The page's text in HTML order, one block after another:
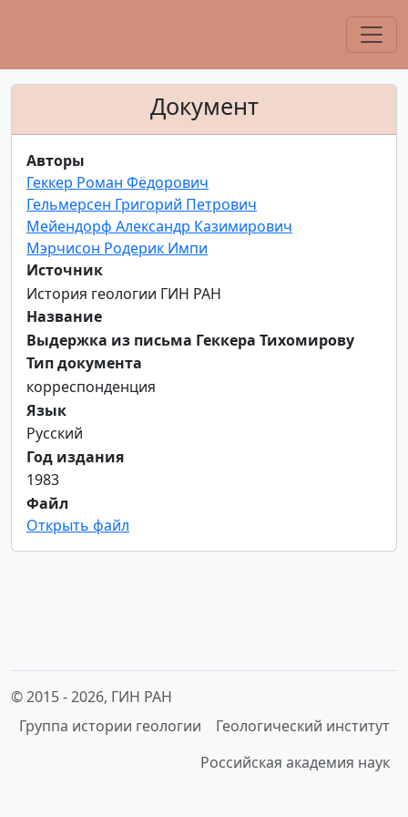
Документ
Авторы
Геккер Роман Фёдорович
Гельмерсен Григорий Петрович
Мейендорф Александр Казимирович
Мэрчисон Родерик Импи
Источник
История геологии ГИН РАН
Название
Выдержка из письма Геккера Тихомирову
Тип документа
корреспонденция
Язык
Русский
Год издания
1983
Файл
Открыть файл
© 2015 -2026, ГИН РАН
Группа истории геологии
Геологический институт
Российская академия наук